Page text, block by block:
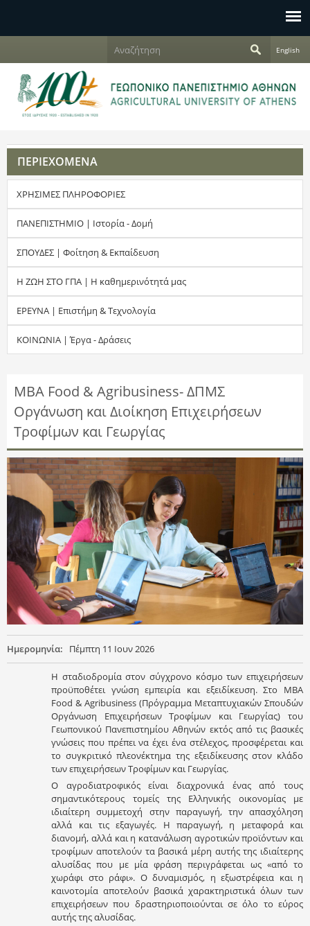
Φ
ό
μ
α
α
ν
α
ζ
ή
τ
σ
η
ς
ζ
ή
τ
η
English
ΠΕΡΙΕΧΟΜΕΝΑ
ΧΡΗΣΙΜΕΣ ΠΛΗΡΟΦΟΡΙΕΣ
ΠΑΝΕΠΙΣΤΗΜΙΟ | Ιστορία - Δομή
ΣΠΟΥΔΕΣ | Φοίτηση & Εκπαίδευση
Η ΖΩΗ ΣΤΟ ΓΠΑ | Η καθημερινότητά μας
ΕΡΕΥΝΑ | Επιστήμη & Τεχνολογία
ΚΟΙΝΩΝΙΑ | Έργα - Δράσεις
MBA Food & Agribusiness- ΔΠΜΣ
Οργάνωση και Διοίκηση Επιχειρήσεων
Τροφίμων και Γεωργίας
Ημερομηνία: Πέμπτη 11 Ιουν 2026
Η σταδιοδρομία στον σύγχρονο κόσμο των επιχειρήσεων
προϋποθέτει γνώση εμπειρία και εξειδίκευση. Στο ΜΒΑ
Food & Agribusiness (Πρόγραμμα Μεταπτυχιακών Σπουδών
Οργάνωση Επιχειρήσεων Τροφίμων και Γεωργίας) του
Γεωπονικού Πανεπιστημίου Αθηνών εκτός από τις βασικές
γνώσεις που πρέπει να έχει ένα στέλεχος, προσφέρεται και
το συγκριτικό πλεονέκτημα της εξειδίκευσης στον κλάδο
των επιχειρήσεων Τροφίμων και Γεωργίας.
Ο αγροδιατροφικός είναι διαχρονικά ένας από τους
σημαντικότερους τομείς της Ελληνικής οικονομίας με
ιδιαίτερη συμμετοχή στην παραγωγή, την απασχόληση
αλλά και τις εξαγωγές. Η παραγωγή, η μεταφορά και
διανομή, αλλά και η κατανάλωση αγροτικών προϊόντων και
τροφίμων αποτελούν τα βασικά μέρη αυτής της ιδιαίτερης
αλυσίδας που με μία φράση περιγράφεται ως «από το
χωράφι στο ράφι». Ο δυναμισμός, η εξωστρέφεια και η
καινοτομία αποτελούν βασικά χαρακτηριστικά όλων των
επιχειρήσεων που δραστηριοποιούνται σε όλο το εύρος
αυτής της αλυσίδας.